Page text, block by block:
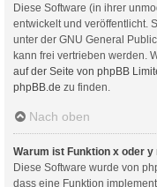
Diese Software (in ihrer
entwickelt und veröffentlicht.
unter der GNU General
kann frei vertrieben werden.
auf der Seite von phpBB
phpBB.de zu finden.
Nach oben
Warum ist Funktion x oder
Diese Software wurde von
dass eine Funktion